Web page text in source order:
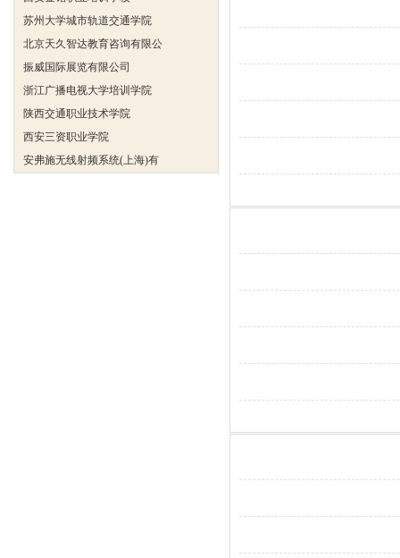
北京天久智达教育咨询有限公
振威国际展览有限公司
浙江广播电视大学培训学院
陕西交通职业技术学院
西安三资职业学院
安弗施无线射频系统(上海)有
达诺巴特集团（中国）